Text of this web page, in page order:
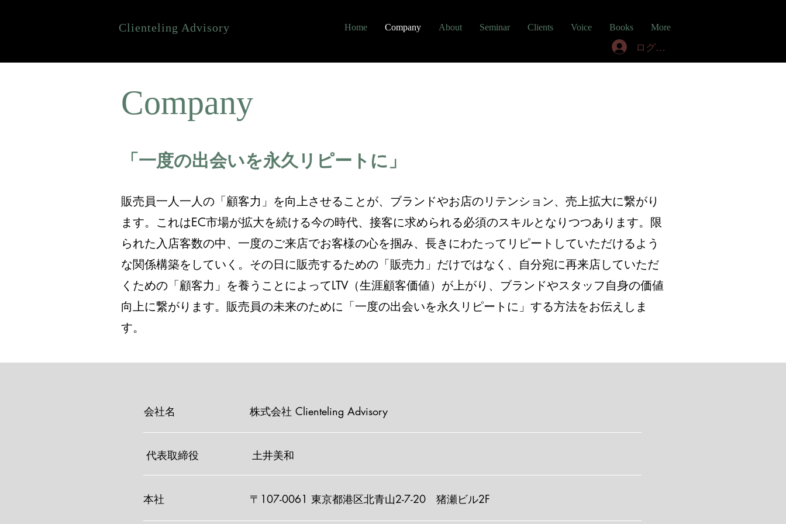
Clienteling Advisory Home Company About Seminar Clients Voice Books More
ログイン
Company
「一度の出会いを永久リピートに」
販売員一人一人の「顧客力」を向上させることが、ブランドやお店のリテンション、売上拡大に繋がり
ます。これはEC市場が拡大を続ける今の時代、接客に求められる必須のスキルとなりつつあります。限
られた入店客数の中、一度のご来店でお客様の心を掴み、長きにわたってリピートしていただけるよう
な関係構築をしていく。その日に販売するための「販売力」だけではなく、自分宛に再来店していただ
くための「顧客力」を養うことによってLTV（生涯顧客価値）が上がり、ブランドやスタッフ自身の価値
向上に繋がります。販売員の未来のために「一度の出会いを永久リピートに」する方法をお伝えしま
す。
会社名 株式会社 Clienteling Advisory
代表取締役 土井美和
本社 〒107-0061 東京都港区北青山2-7-20 猪瀬ビル2​F